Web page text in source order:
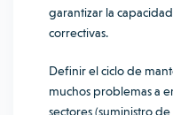
garantizar la
correctivas.
Definir el ciclo de
muchos problemas a
sectores (suministro de